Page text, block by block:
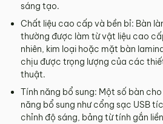
sáng tạo.
Chất liệu cao cấp và bền bỉ: Bàn
thường được làm từ vật liệu cao
nhiên, kim loại hoặc mặt bàn
chịu được trọng lượng của các
thuật.
Tính năng bổ sung: Một số bàn
năng bổ sung như cổng sạc USB
chỉnh độ sáng, bảng từ tính gắn